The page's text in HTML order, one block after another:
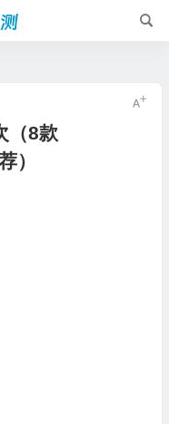
（8款
）